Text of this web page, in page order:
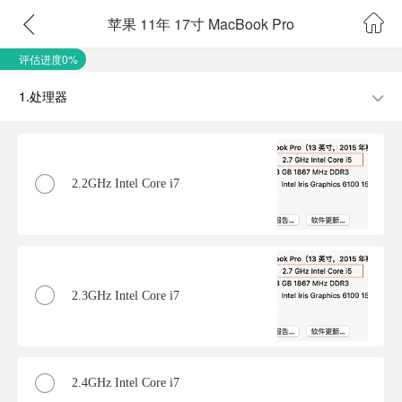
苹果 11年 17寸 MacBook Pro
评估进度0%
1.处理器
2.2GHz Intel Core i7
2.3GHz Intel Core i7
2.4GHz Intel Core i7